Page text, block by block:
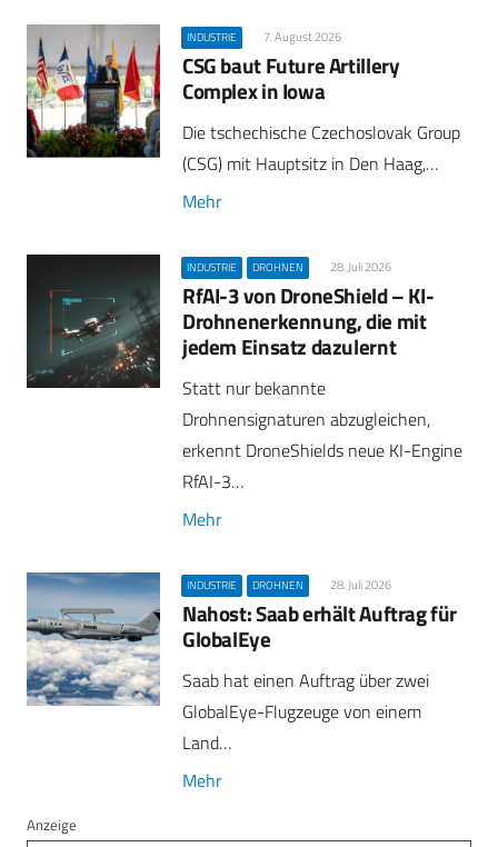
INDUSTRIE 7. August 2026
CSG baut Future Artillery
Complex in Iowa
Die tschechische Czechoslovak Group
(CSG) mit Hauptsitz in Den Haag,…
Mehr
INDUSTRIE DROHNEN 28. Juli 2026
RfAI-3 von DroneShield – KI-
Drohnenerkennung, die mit
jedem Einsatz dazulernt
Statt nur bekannte
Drohnensignaturen abzugleichen,
erkennt DroneShields neue KI-Engine
RfAI-3…
Mehr
INDUSTRIE DROHNEN 28. Juli 2026
Nahost: Saab erhält Auftrag für
GlobalEye
Saab hat einen Auftrag über zwei
GlobalEye-Flugzeuge von einem
Land…
Mehr
Anzeige